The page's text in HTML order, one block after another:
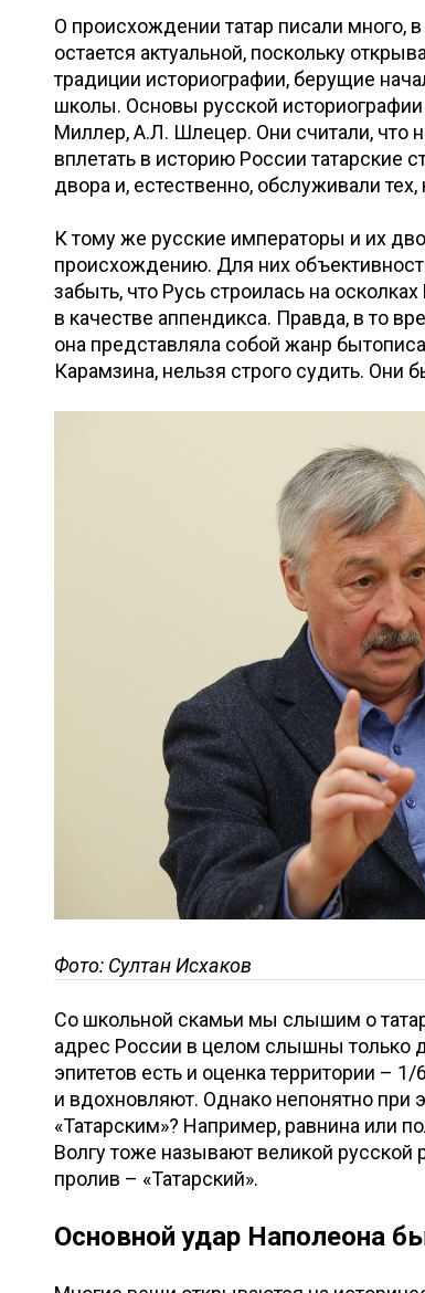
О происхождении татар писали много,
остается актуальной, поскольку
традиции историографии, берущие
школы. Основы русской
Миллер, А.Л. Шлецер. Они считали, что
вплетать в историю России татарские
двора и, естественно, обслуживали тех,
К тому же русские императоры и их
происхождению. Для них
забыть, что Русь строилась на
в качестве аппендикса. Правда, в то
она представляла собой жанр
Карамзина, нельзя строго судить. Они
Фото: Султан Исхаков
Со школьной скамьи мы слышим о
адрес России в целом слышны
эпитетов есть и оценка территории –
и вдохновляют. Однако непонятно при
«Татарским»? Например, равнина или
Волгу тоже называют великой русской
пролив – «Татарский».
Основной удар Наполеона